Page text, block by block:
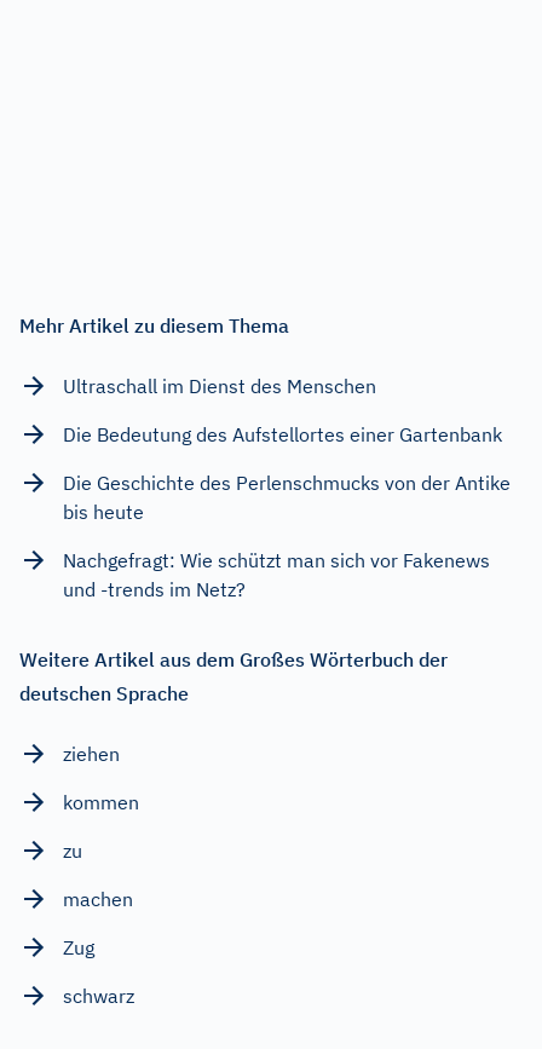
Mehr Artikel zu diesem Thema
Ultraschall im Dienst des Menschen
Die Bedeutung des Aufstellortes einer Gartenbank
Die Geschichte des Perlenschmucks von der Antike
bis heute
Nachgefragt: Wie schützt man sich vor Fakenews
und -trends im Netz?
Weitere Artikel aus dem Großes Wörterbuch der
deutschen Sprache
ziehen
kommen
zu
machen
Zug
schwarz